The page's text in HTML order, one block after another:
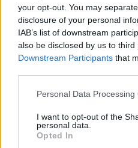
your opt-out. You may
disclosure of your personal
IAB’s list of downstream
also be disclosed by us to third
Downstream Participants that
Please note that this website/
not limited to your visit or
grant or deny consent to
use your data for below
Personal Data Processing
I want to opt-out of the
personal data.
Opted In
Κατερίνα Παπουτσάκη για
Παναγιώτη Πιλαφά: Δεν θα